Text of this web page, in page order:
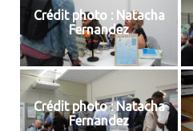
Crédit photo : Natacha
Fernandez
Crédit photo : Natacha
Fernandez